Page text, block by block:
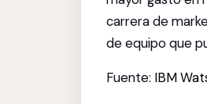
carrera de
de equipo que
Fuente: IBM